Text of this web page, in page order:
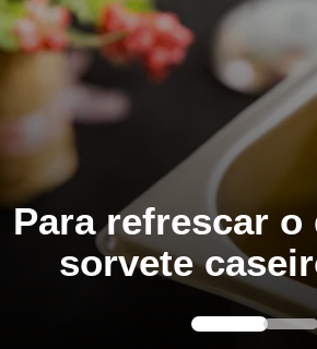
Para refrescar
sorvete